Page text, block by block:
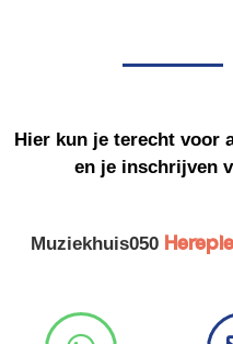
Hier kun je terecht voor
en je inschrijven
Muziekhuis050